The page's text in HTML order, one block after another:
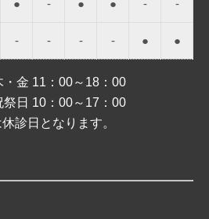
● - ● ● - -
- - - - ● ●
・金 11：00～18：00
祭日 10：00～17：00
診日となります。